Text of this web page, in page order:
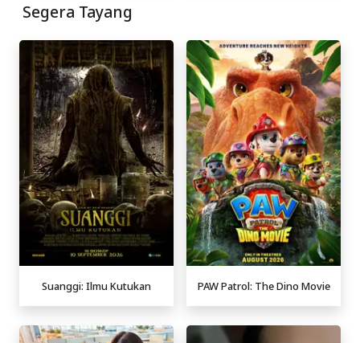
Segera Tayang
Suanggi: Ilmu Kutukan PAW Patrol: The Dino Movie